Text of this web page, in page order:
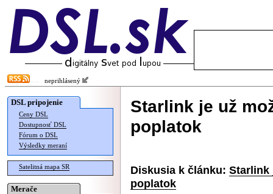
neprihlásený
DSL pripojenie
Ceny DSL
Dostupnosť DSL
Fórum o DSL
Výsledky meraní
Satelitná mapa SR
Merače
Starlink je už
poplatok
Diskusia k článku: Starlink
poplatok